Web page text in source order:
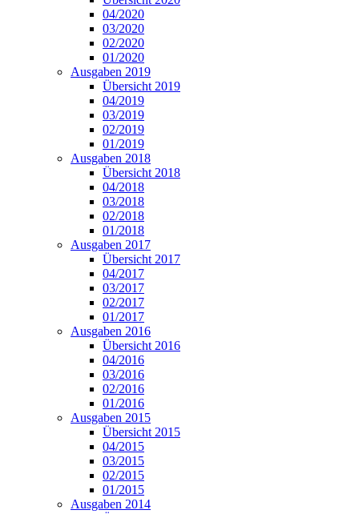
04/2020
03/2020
02/2020
01/2020
Ausgaben 2019
Übersicht 2019
04/2019
03/2019
02/2019
01/2019
Ausgaben 2018
Übersicht 2018
04/2018
03/2018
02/2018
01/2018
Ausgaben 2017
Übersicht 2017
04/2017
03/2017
02/2017
01/2017
Ausgaben 2016
Übersicht 2016
04/2016
03/2016
02/2016
01/2016
Ausgaben 2015
Übersicht 2015
04/2015
03/2015
02/2015
01/2015
Ausgaben 2014